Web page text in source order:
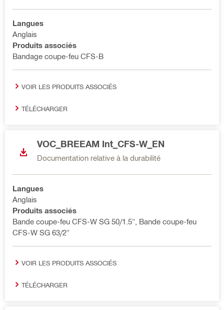
Langues
Anglais
Produits associés
Bandage coupe-feu CFS-B
VOIR LES PRODUITS ASSOCIÉS
TÉLÉCHARGER
VOC_BREEAM Int_CFS-W_EN
Documentation relative à la durabilité
Langues
Anglais
Produits associés
Bande coupe-feu CFS-W SG 50/1.5", Bande coupe-feu
CFS-W SG 63/2"
VOIR LES PRODUITS ASSOCIÉS
TÉLÉCHARGER